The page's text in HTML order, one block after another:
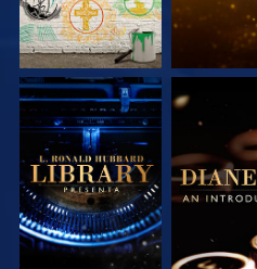
EXPLORA LAS
SERIES
EXPLORA
SERIES